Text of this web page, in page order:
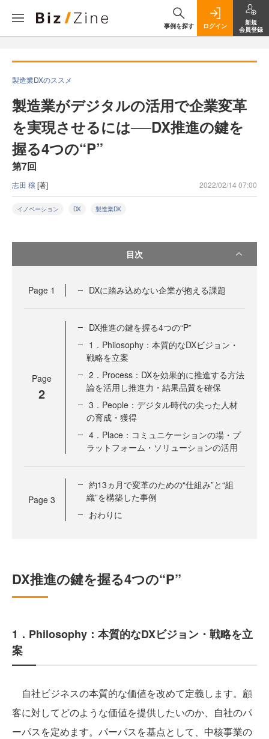
事例を探す ログイン
新規
会員登録
製造業DXのススメ
製造業がデジタルの活用で企業変革
を実現させるには──DX推進の鍵を
握る4つの“P”
第7回
志田 穣 [著] 2022/02/14 07:00
イノベーション DX 製造業DX
目次
Page 1 DXに踏み込めない企業が抱える課題
Page
2
DX推進の鍵を握る4つの“P”
1．Philosophy：本質的なDXビジョン・
戦略を立案
2．Process：DXを効果的に推進する方法
論を活用し推進力・結果品質を確保
3．People：デジタル時代の尖った人材
の育成・獲得
4．Place：コミュニケーションの場・プ
ラットフォーム・ソリューションの活用
Page 3
約13ヵ月で変革のための“仕組み”と“組
織”を構築した事例
おわりに
DX推進の鍵を握る4つの“P”
1．Philosophy：本質的なDXビジョン・戦略を立
案
自社ビジネスの本質的な価値を改めて定義します。顧
客に対してどのような価値を提供したいのか、自社のパ
ーパスを定めます。パーパスを基点として、中核事業の